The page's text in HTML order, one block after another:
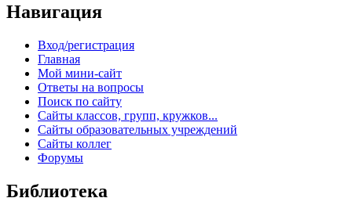
Навигация
Вход/регистрация
Главная
Мой мини-сайт
Ответы на вопросы
Поиск по сайту
Сайты классов, групп, кружков...
Сайты образовательных учреждений
Сайты коллег
Форумы
Библиотека